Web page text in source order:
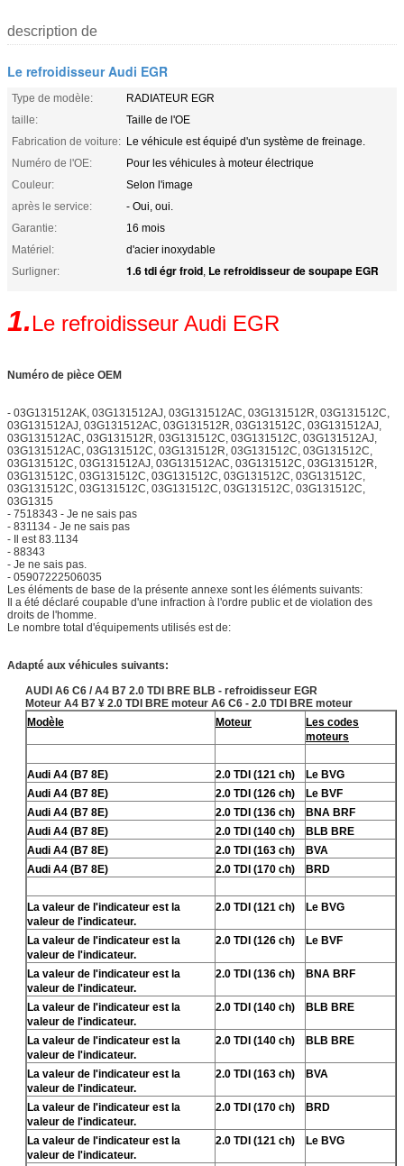
description de
Le refroidisseur Audi EGR
Type de modèle:
RADIATEUR EGR
taille:
Taille de l'OE
Fabrication de voiture: Le véhicule est équipé d'un système de freinage.
Numéro de l'OE:
Pour les véhicules à moteur électrique
Couleur:
Selon l'image
après le service:
- Oui, oui.
Garantie:
16 mois
Matériel:
d'acier inoxydable
Surligner:
1.6 tdi égr froid, Le refroidisseur de soupape EGR
1.Le refroidisseur Audi EGR
Numéro de pièce OEM
- 03G131512AK, 03G131512AJ, 03G131512AC, 03G131512R, 03G131512C,
03G131512AJ, 03G131512AC, 03G131512R, 03G131512C, 03G131512AJ,
03G131512AC, 03G131512R, 03G131512C, 03G131512C, 03G131512AJ,
03G131512AC, 03G131512C, 03G131512R, 03G131512C, 03G131512C,
03G131512C, 03G131512AJ, 03G131512AC, 03G131512C, 03G131512R,
03G131512C, 03G131512C, 03G131512C, 03G131512C, 03G131512C,
03G131512C, 03G131512C, 03G131512C, 03G131512C, 03G131512C,
03G1315
- 7518343 - Je ne sais pas
- 831134 - Je ne sais pas
- Il est 83.1134
- 88343
- Je ne sais pas.
- 05907222506035
Les éléments de base de la présente annexe sont les éléments suivants:
Il a été déclaré coupable d'une infraction à l'ordre public et de violation des
droits de l'homme.
Le nombre total d'équipements utilisés est de:
Adapté aux véhicules suivants:
AUDI A6 C6 / A4 B7 2.0 TDI BRE BLB - refroidisseur EGR
Moteur A4 B7 ¥ 2.0 TDI BRE moteur A6 C6 - 2.0 TDI BRE moteur
Modèle
Moteur
Les codes
moteurs
Audi A4 (B7 8E) 2.0 TDI (121 ch)
Le BVG
Audi A4 (B7 8E)
2.0 TDI (126 ch)
Le BVF
Audi A4 (B7 8E)
2.0 TDI (136 ch)
BNA BRF
Audi A4 (B7 8E)
2.0 TDI (140 ch)
BLB BRE
Audi A4 (B7 8E)
2.0 TDI (163 ch)
BVA
Audi A4 (B7 8E)
2.0 TDI (170 ch) BRD
La valeur de l'indicateur est la
valeur de l'indicateur.
2.0 TDI (121 ch) Le BVG
La valeur de l'indicateur est la
valeur de l'indicateur.
2.0 TDI (126 ch) Le BVF
La valeur de l'indicateur est la
valeur de l'indicateur.
2.0 TDI (136 ch) BNA BRF
La valeur de l'indicateur est la
valeur de l'indicateur.
2.0 TDI (140 ch) BLB BRE
La valeur de l'indicateur est la
valeur de l'indicateur.
2.0 TDI (140 ch) BLB BRE
La valeur de l'indicateur est la
valeur de l'indicateur.
2.0 TDI (163 ch) BVA
La valeur de l'indicateur est la
valeur de l'indicateur.
2.0 TDI (170 ch) BRD
La valeur de l'indicateur est la
valeur de l'indicateur.
2.0 TDI (121 ch) Le BVG